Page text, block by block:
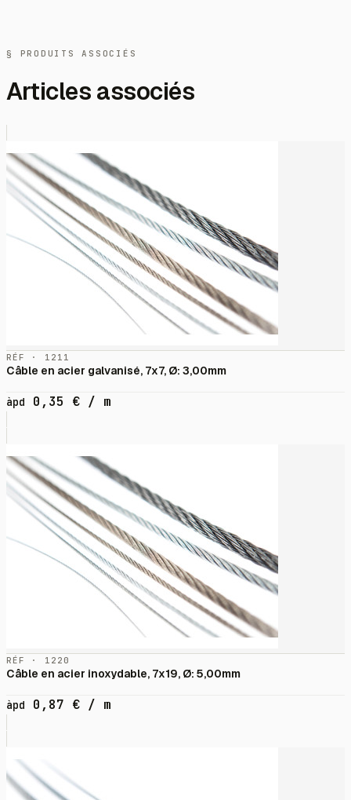
§ PRODUITS ASSOCIÉS
Articles associés
RÉF · 1211
Câble en acier galvanisé, 7x7, Ø: 3,00mm
àpd 0,35 € / m
RÉF · 1220
Câble en acier inoxydable, 7x19, Ø: 5,00mm
àpd 0,87 € / m